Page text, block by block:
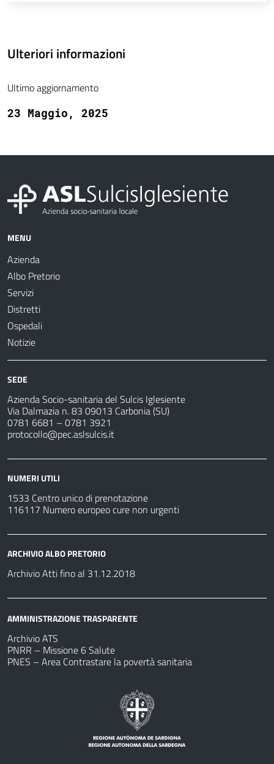
Ulteriori informazioni
Ultimo aggiornamento
23 Maggio, 2025
MENU
Azienda
Albo Pretorio
Servizi
Distretti
Ospedali
Notizie
SEDE
Azienda Socio-sanitaria del Sulcis Iglesiente
Via Dalmazia n. 83 09013 Carbonia (SU)
0781 6681 – 0781 3921
protocollo@pec.aslsulcis.it
NUMERI UTILI
1533 Centro unico di prenotazione
116117 Numero europeo cure non urgenti
ARCHIVIO ALBO PRETORIO
Archivio Atti fino al 31.12.2018
AMMINISTRAZIONE TRASPARENTE
Archivio ATS
PNRR – Missione 6 Salute
PNES – Area Contrastare la povertà sanitaria